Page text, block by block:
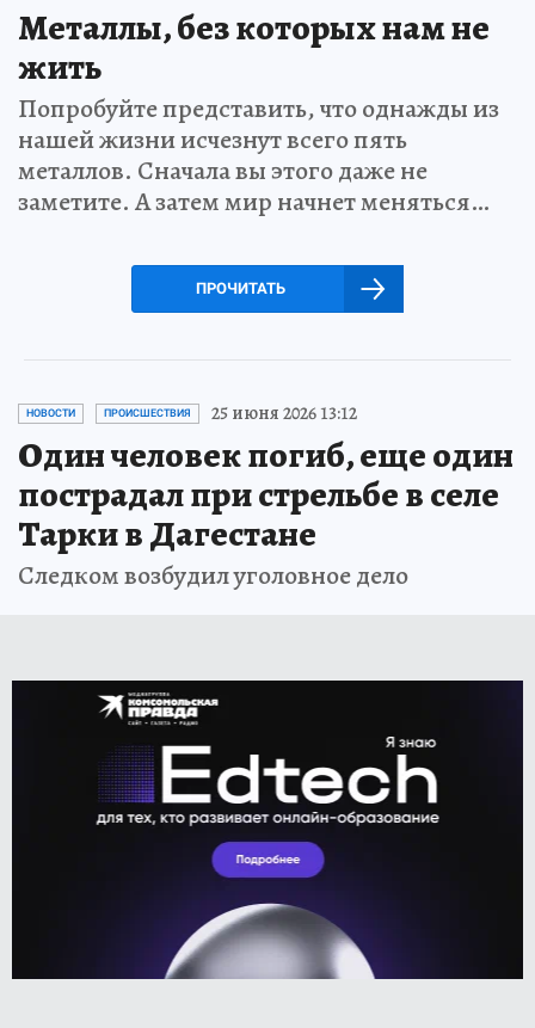
Металлы, без которых нам не
жить
Попробуйте представить, что однажды из
нашей жизни исчезнут всего пять
металлов. Сначала вы этого даже не
заметите. А затем мир начнет меняться…
ПРОЧИТАТЬ
НОВОСТИ ПРОИСШЕСТВИЯ 25 июня 2026 13:12
Один человек погиб, еще один
пострадал при стрельбе в селе
Тарки в Дагестане
Следком возбудил уголовное дело